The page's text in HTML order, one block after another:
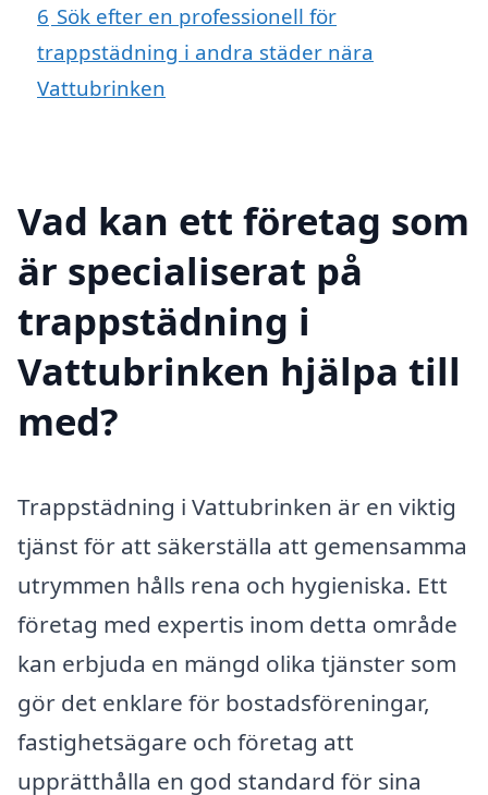
6 Sök efter en professionell för
trappstädning i andra städer nära
Vattubrinken
Vad kan ett företag som
är specialiserat på
trappstädning i
Vattubrinken hjälpa till
med?
Trappstädning i Vattubrinken är en viktig
tjänst för att säkerställa att gemensamma
utrymmen hålls rena och hygieniska. Ett
företag med expertis inom detta område
kan erbjuda en mängd olika tjänster som
gör det enklare för bostadsföreningar,
fastighetsägare och företag att
upprätthålla en god standard för sina